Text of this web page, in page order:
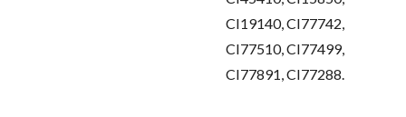
CI19140, CI77742,
CI77510, CI77499,
CI77891, CI77288.